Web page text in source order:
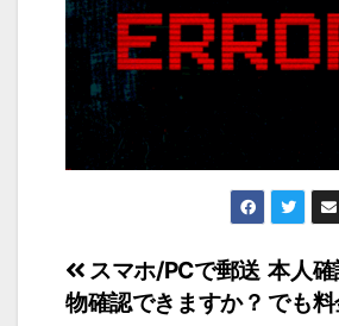
投
本人
でも
スマホ/PCで郵送
物確認できますか？